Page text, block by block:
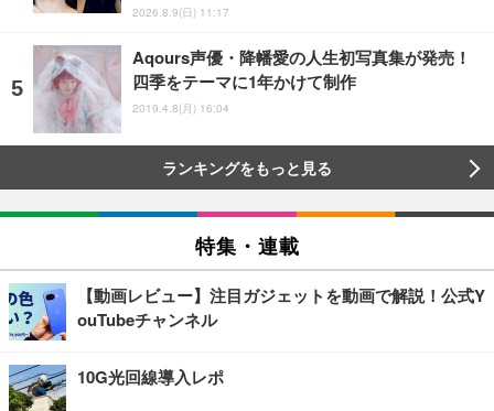
2026.8.9(日) 11:17
Aqours声優・降幡愛の人生初写真集が発売！
四季をテーマに1年かけて制作
2019.4.8(月) 16:04
ランキングをもっと見る
特集・連載
【動画レビュー】注目ガジェットを動画で解説！公式Y
ouTubeチャンネル
10G光回線導入レポ